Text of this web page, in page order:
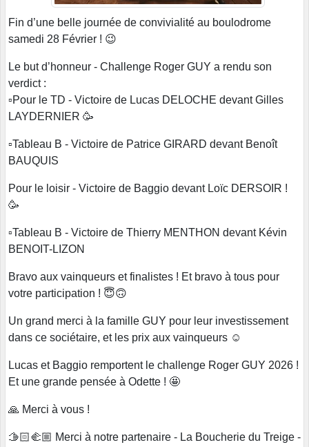
Fin d’une belle journée de convivialité au boulodrome
samedi 28 Février ! 😉
Le but d’honneur - Challenge Roger GUY a rendu son
verdict :
▫️Pour le TD - Victoire de Lucas DELOCHE devant Gilles
LAYDERNIER 🥳
▫️Tableau B - Victoire de Patrice GIRARD devant Benoît
BAUQUIS
Pour le loisir - Victoire de Baggio devant Loïc DERSOIR !
🥳
▫️Tableau B - Victoire de Thierry MENTHON devant Kévin
BENOIT-LIZON
Bravo aux vainqueurs et finalistes ! Et bravo à tous pour
votre participation ! 😇🙃
Un grand merci à la famille GUY pour leur investissement
dans ce sociétaire, et les prix aux vainqueurs ☺️
Lucas et Baggio remportent le challenge Roger GUY 2026 !
Et une grande pensée à Odette ! 🤩
🙏 Merci à vous !
🫱🏻‍🫲🏼 Merci à notre partenaire - La Boucherie du Treige -